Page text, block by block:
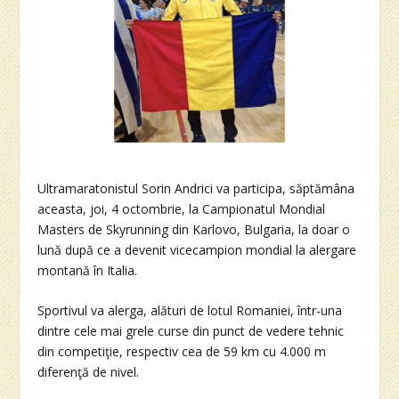
Ultramaratonistul Sorin Andrici va participa, săptămâna
aceasta, joi, 4 octombrie, la Campionatul Mondial
Masters de Skyrunning din Karlovo, Bulgaria, la doar o
lună după ce a devenit vicecampion mondial la alergare
montană în Italia.
Sportivul va alerga, alături de lotul Romaniei, într-una
dintre cele mai grele curse din punct de vedere tehnic
din competiţie, respectiv cea de 59 km cu 4.000 m
diferenţă de nivel.